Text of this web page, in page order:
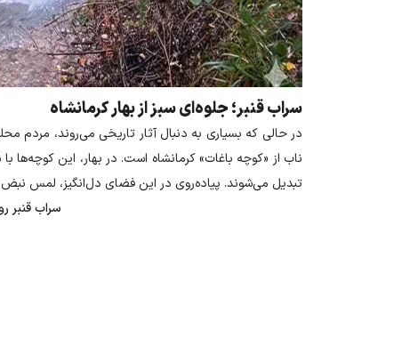
سراب قنبر؛ جلوه‌ای سبز از بهار کرمانشاه
در حالی که بسیاری به دنبال آثار تاریخی می‌روند، مردم
ناب از «کوچه باغات» کرمانشاه است. در بهار، این کوچه‌ها
تبدیل می‌شوند. پیاده‌روی در این فضای دل‌انگیز، لمس
سراب قنبر